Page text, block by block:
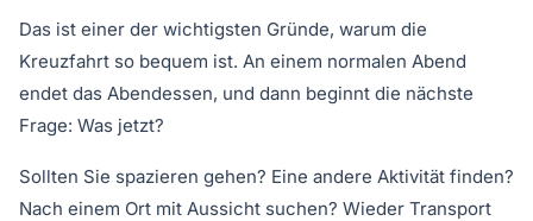
Das ist einer der wichtigsten Gründe, warum die
Kreuzfahrt so bequem ist. An einem normalen Abend
endet das Abendessen, und dann beginnt die nächste
Frage: Was jetzt?
Sollten Sie spazieren gehen? Eine andere Aktivität finden?
Nach einem Ort mit Aussicht suchen? Wieder Transport